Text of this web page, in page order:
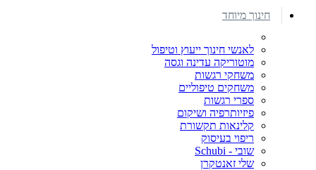
חינוך מיוחד
לאנשי חינוך ייעוץ וטיפול
מוטוריקה עדינה וגסה
משחקי רגשות
משחקים טיפוליים
ספרי רגשות
פיזיותרפיה ושיקום
קלינאות תקשורת
ריפוי בעיסוק
שובי - Schubi
שלי זאנטקרן